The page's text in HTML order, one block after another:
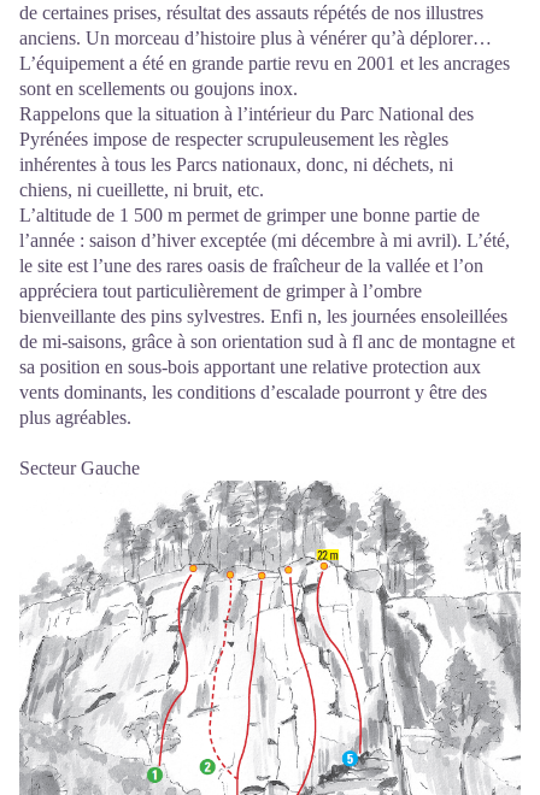
de certaines prises, résultat des assauts répétés de nos illustres
anciens. Un morceau d’histoire plus à vénérer qu’à déplorer…
L’équipement a été en grande partie revu en 2001 et les ancrages
sont en scellements ou goujons inox.
Rappelons que la situation à l’intérieur du Parc National des
Pyrénées impose de respecter scrupuleusement les règles
inhérentes à tous les Parcs nationaux, donc, ni déchets, ni
chiens, ni cueillette, ni bruit, etc.
L’altitude de 1 500 m permet de grimper une bonne partie de
l’année : saison d’hiver exceptée (mi décembre à mi avril). L’été,
le site est l’une des rares oasis de fraîcheur de la vallée et l’on
appréciera tout particulièrement de grimper à l’ombre
bienveillante des pins sylvestres. Enfi n, les journées ensoleillées
de mi-saisons, grâce à son orientation sud à fl anc de montagne et
sa position en sous-bois apportant une relative protection aux
vents dominants, les conditions d’escalade pourront y être des
plus agréables.
Secteur Gauche